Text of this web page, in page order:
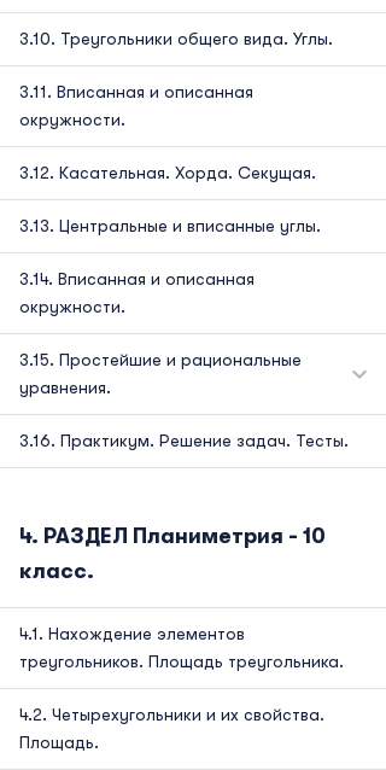
Треугольники общего вида. Углы.
Вписанная и описанная
окружности.
Касательная. Хорда. Секущая.
Центральные и вписанные углы.
Вписанная и описанная
окружности.
Простейшие и рациональные
уравнения.
Практикум. Решение задач. Тесты.
РАЗДЕЛ Планиметрия - 10
класс.
Нахождение элементов
треугольников. Площадь треугольника.
Четырехугольники и их свойства.
Площадь.